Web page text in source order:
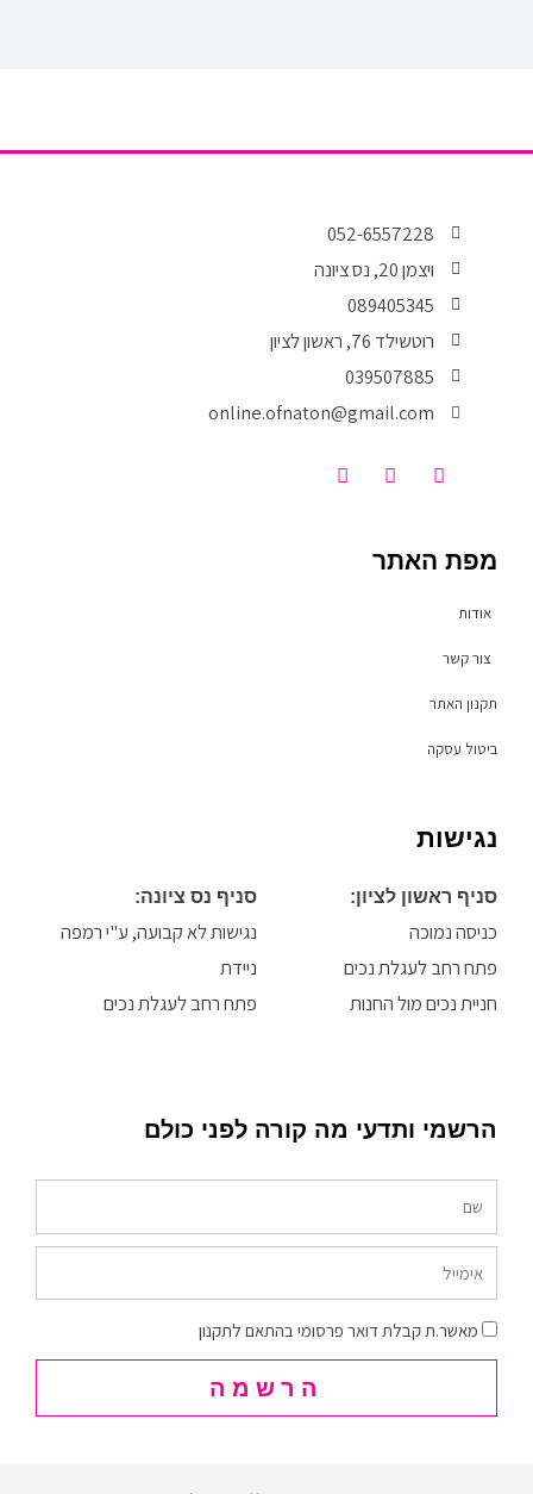
f
052-6557228
ויצמן 20, נס ציונה
089405345
רוטשילד 76, ראשון לציון
039507885
online.ofnaton@gmail.com
F
a
o
I
n
g
T
i
מפת האתר
אודות
צור קשר
תקנון האתר
ביטול עסקה
נגישות
סניף ראשון לציון:
כניסה נמוכה
פתח רחב לעגלת נכים
חניית נכים מול החנות
סניף נס ציונה:
נגישות לא קבועה, ע"י רמפה
ניידת
פתח רחב לעגלת נכים
הרשמי ותדעי מה קורה לפני כולם
שם
אימייל
הסכמה
מאשר.ת קבלת דואר פרסומי בהתאם לתקנון
הרשמה